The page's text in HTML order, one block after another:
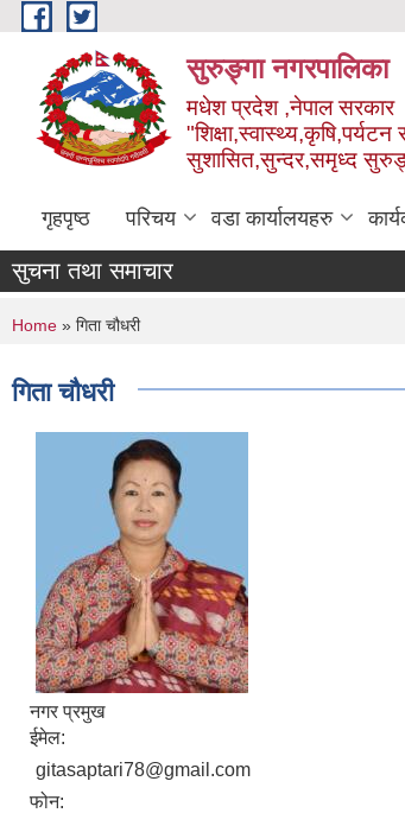
Skip to main content
सुरुङ्‍गा नगरपालिका
मधेश प्रदेश ,नेपाल सरकार
"शिक्षा,स्वास्थ्य,कृषि,पर्यटन
सुशासित,सुन्दर,समृध्द
गृहपृष्ठ परिचय वडा कार्यालयहरु
सुचना तथा समाचार
You are here
Home » गिता चौधरी
गिता चौधरी
नगर प्रमुख
ईमेल:
gitasaptari78@gmail.com
फोन: